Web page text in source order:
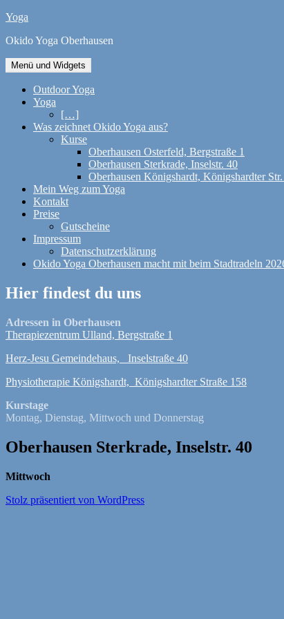
Zum
springen
Yoga
Okido Yoga Oberhausen
Menü und Widgets
Outdoor Yoga
Yoga
[…]
Was zeichnet Okido Yoga aus?
Kurse
Oberhausen Osterfeld, Bergstraße 1
Oberhausen Sterkrade, Inselstr. 40
Oberhausen Königshardt, Königshardter
Mein Weg zum Yoga
Kontakt
Preise
Gutscheine
Impressum
Datenschutzerklärung
Okido Yoga Oberhausen macht mit beim Stadtradeln
Hier findest du uns
Adressen in Oberhausen
Therapiezentrum Ulland, Bergstraße 1
Herz-Jesu Gemeindehaus, Inselstraße 40
Physiotherapie Königshardt, Königshardter Straße 158
Kurstage
Montag, Dienstag, Mittwoch und Donnerstag
Oberhausen Sterkrade, Inselstr. 40
Mittwoch 17:30-
Stolz präsentiert von WordPress